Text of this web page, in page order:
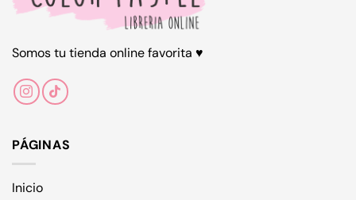
se
pueden
en
Somos tu tienda online favorita ♥
PÁGINAS
Inicio